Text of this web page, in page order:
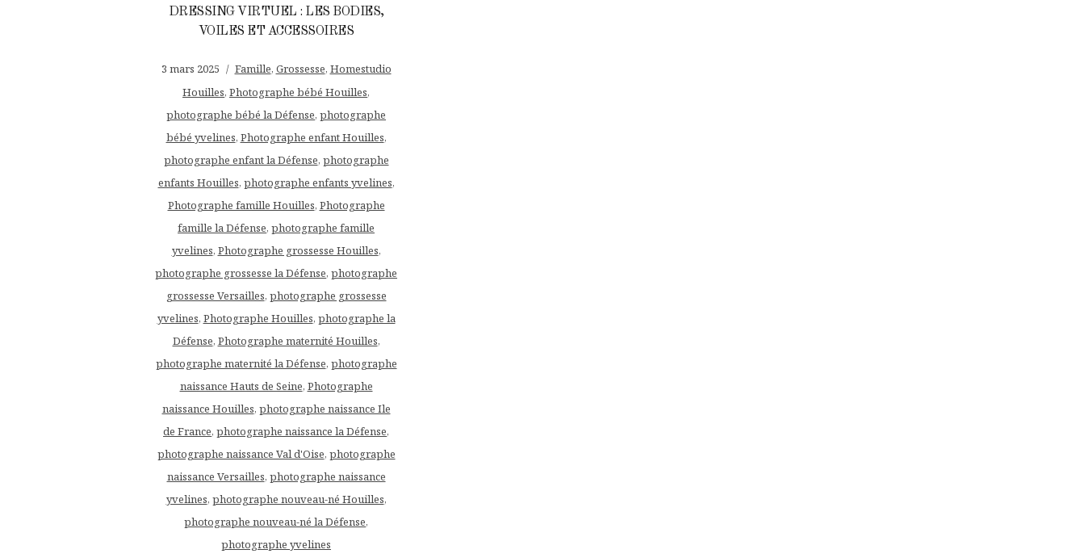
DRESSING VIRTUEL : LES BODIES,
VOILES ET ACCESSOIRES
3 mars 2025 Famille, Grossesse, Homestudio
Houilles, Photographe bébé Houilles,
photographe bébé la Défense, photographe
bébé yvelines, Photographe enfant Houilles,
photographe enfant la Défense, photographe
enfants Houilles, photographe enfants yvelines,
Photographe famille Houilles, Photographe
famille la Défense, photographe famille
yvelines, Photographe grossesse Houilles,
photographe grossesse la Défense, photographe
grossesse Versailles, photographe grossesse
yvelines, Photographe Houilles, photographe la
Défense, Photographe maternité Houilles,
photographe maternité la Défense, photographe
naissance Hauts de Seine, Photographe
naissance Houilles, photographe naissance Ile
de France, photographe naissance la Défense,
photographe naissance Val d'Oise, photographe
naissance Versailles, photographe naissance
yvelines, photographe nouveau-né Houilles,
photographe nouveau-né la Défense,
photographe yvelines